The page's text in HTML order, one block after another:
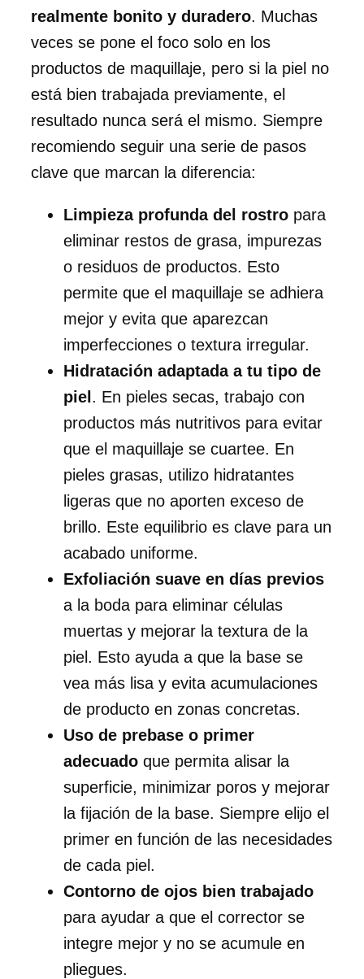
realmente bonito y duradero. Muchas
veces se pone el foco solo en los
productos de maquillaje, pero si la piel no
está bien trabajada previamente, el
resultado nunca será el mismo. Siempre
recomiendo seguir una serie de pasos
clave que marcan la diferencia:
Limpieza profunda del rostro para
eliminar restos de grasa, impurezas
o residuos de productos. Esto
permite que el maquillaje se adhiera
mejor y evita que aparezcan
imperfecciones o textura irregular.
Hidratación adaptada a tu tipo de
piel . En pieles secas, trabajo con
productos más nutritivos para evitar
que el maquillaje se cuartee. En
pieles grasas, utilizo hidratantes
ligeras que no aporten exceso de
brillo. Este equilibrio es clave para un
acabado uniforme.
Exfoliación suave en días previos
a la boda para eliminar células
muertas y mejorar la textura de la
piel. Esto ayuda a que la base se
vea más lisa y evita acumulaciones
de producto en zonas concretas.
Uso de prebase o primer
adecuado que permita alisar la
superficie, minimizar poros y mejorar
la fijación de la base. Siempre elijo el
primer en función de las necesidades
de cada piel.
Contorno de ojos bien trabajado
para ayudar a que el corrector se
integre mejor y no se acumule en
pliegues.